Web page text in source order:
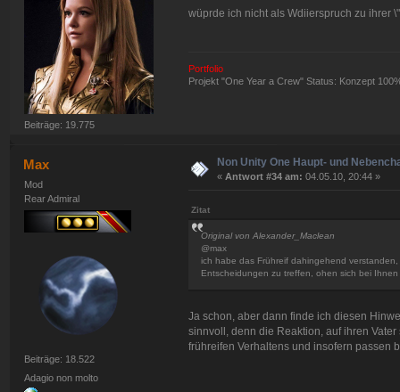
Beiträge: 19.775
wüprde ich nicht als Wdiierspruch zu ihrer
Portfolio
Projekt "One Year a Crew" Status: Konzept
Max
Mod
Rear Admiral
Beiträge: 18.522
Adagio non molto
Non Unity One Haupt- und
« Antwort #34 am: 04.05.10, 20:44 »
Zitat
Original von Alexander_Maclean
@max
ich habe das Frühreif dahingehend
Entscheidungen zu treffen, ohen sich bei
Ja schon, aber dann finde ich diesen
sinnvoll, denn die Reaktion, auf ihren
frühreifen Verhaltens und insofern passen